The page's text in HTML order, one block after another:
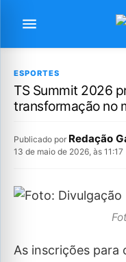
ESPORTES
TS Summit 2026
transformação no
Publicado por Redação
13 de maio de 2026, às 11:17
As inscrições para